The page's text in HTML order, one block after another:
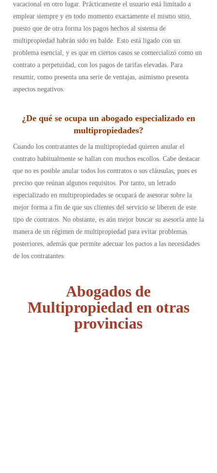
vacacional en otro lugar. Prácticamente el usuario está limitado a
emplear siempre y en todo momento exactamente el mismo sitio,
puesto que de otra forma los pagos hechos al sistema de
multipropiedad habrán sido en balde. Esto está ligado con un
problema esencial, y es que en ciertos casos se comercializó como un
contrato a perpetuidad, con los pagos de tarifas elevadas. Para
resumir, como presenta una serie de ventajas, asimismo presenta
aspectos negativos.
¿De qué se ocupa un abogado especializado en
multipropiedades?
Cuando los contratantes de la multipropiedad quieren anular el
contrato habitualmente se hallan con muchos escollos. Cabe destacar
que no es posible anular todos los contratos o sus cláusulas, pues es
preciso que reúnan algunos requisitos. Por tanto, un letrado
especializado en multipropiedades se ocupará de asesorar sobre la
mejor forma a fin de que sus clientes del servicio se liberen de este
tipo de contratos. No obstante, es aún mejor buscar su asesoría ante la
manera de un régimen de multipropiedad para evitar problemas
posteriores, además que permite adecuar los pactos a las necesidades
de los contratantes.
Abogados de
Multipropiedad en otras
provincias